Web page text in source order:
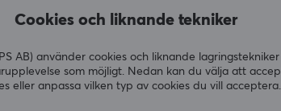
VISA MER
Cookies och liknande tekniker
AB) använder cookies och liknande
som möjligt. Nedan kan du välja att
eller anpassa vilken typ av cookies du vill acceptera.